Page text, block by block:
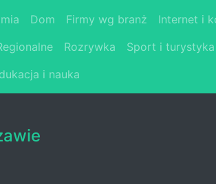
Dom Firmy wg branż Internet i
Rozrywka Sport i turystyka
i nauka